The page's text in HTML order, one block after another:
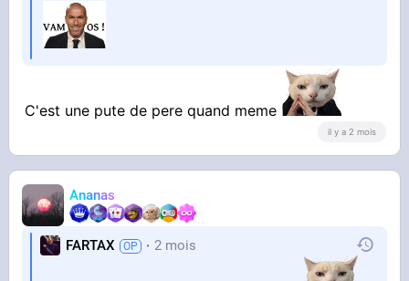
C'est une pute de pere quand meme
il y a 2 mois
Ananas
FARTAX 2 mois